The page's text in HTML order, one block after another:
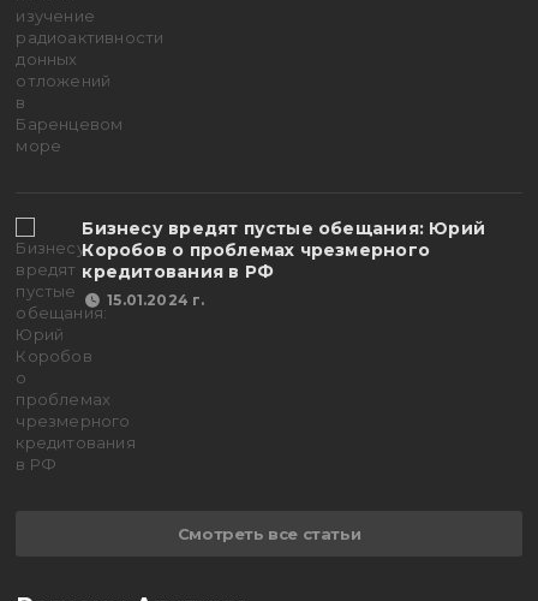
Бизнесу вредят пустые обещания: Юрий
Коробов о проблемах чрезмерного
кредитования в РФ
15.01.2024 г.
Смотреть все статьи